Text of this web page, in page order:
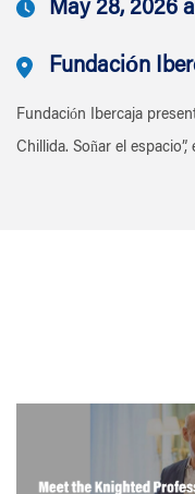
May 28, 2026
Fundación
Fundación Ibercaja
Chillida. Soñar el espacio”,